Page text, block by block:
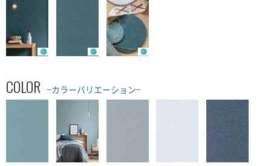
COLOR −カラーバリエーション−